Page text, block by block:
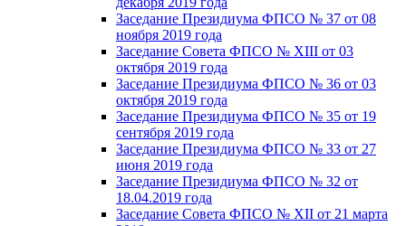
Заседание Президиума ФПСО № 37 от 08
ноября 2019 года
Заседание Совета ФПСО № XIII от 03
октября 2019 года
Заседание Президиума ФПСО № 36 от 03
октября 2019 года
Заседание Президиума ФПСО № 35 от 19
сентября 2019 года
Заседание Президиума ФПСО № 33 от 27
июня 2019 года
Заседание Президиума ФПСО № 32 от
18.04.2019 года
Заседание Совета ФПСО № XII от 21 марта